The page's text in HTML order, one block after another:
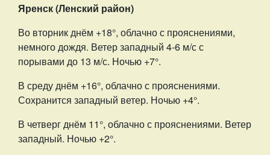
Яренск (Ленский район)
Во вторник днём +18°, облачно с прояснениями,
немного дождя. Ветер западный 4-6 м/с с
порывами до 13 м/с. Ночью +7°.
В среду днём +16°, облачно с прояснениями.
Сохранится западный ветер. Ночью +4°.
В четверг днём 11°, облачно с прояснениями. Ветер
западный. Ночью +2°.